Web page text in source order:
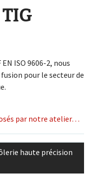
ISO 9606-2, nous
pour le secteur de
par notre atelier…
haute précision